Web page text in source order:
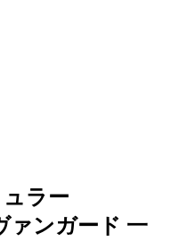
ラー
ァンガード 一